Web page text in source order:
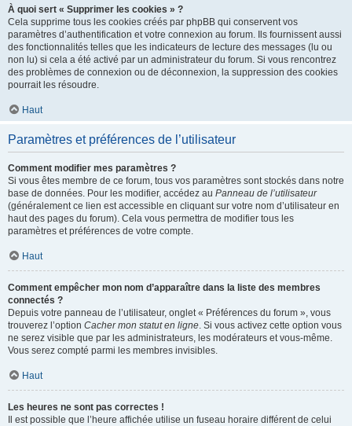
À quoi sert « Supprimer les cookies » ?
Cela supprime tous les cookies créés par phpBB qui conservent vos
paramètres d’authentification et votre connexion au forum. Ils fournissent aussi
des fonctionnalités telles que les indicateurs de lecture des messages (lu ou
non lu) si cela a été activé par un administrateur du forum. Si vous rencontrez
des problèmes de connexion ou de déconnexion, la suppression des cookies
pourrait les résoudre.
Haut
Paramètres et préférences de l’utilisateur
Comment modifier mes paramètres ?
Si vous êtes membre de ce forum, tous vos paramètres sont stockés dans notre
base de données. Pour les modifier, accédez au Panneau de l’utilisateur
(généralement ce lien est accessible en cliquant sur votre nom d’utilisateur en
haut des pages du forum). Cela vous permettra de modifier tous les
paramètres et préférences de votre compte.
Haut
Comment empêcher mon nom d’apparaître dans la liste des membres
connectés ?
Depuis votre panneau de l’utilisateur, onglet « Préférences du forum », vous
trouverez l’option Cacher mon statut en ligne. Si vous activez cette option vous
ne serez visible que par les administrateurs, les modérateurs et vous-même.
Vous serez compté parmi les membres invisibles.
Haut
Les heures ne sont pas correctes !
Il est possible que l’heure affichée utilise un fuseau horaire différent de celui